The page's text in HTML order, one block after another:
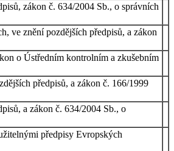
zákon č. 634/2004 Sb., o správních
ve znění pozdějších předpisů, a zákon
o Ústředním kontrolním a zkušebním
předpisů, a zákon č. 166/1999
a zákon č. 634/2004 Sb., o
předpisy Evropských